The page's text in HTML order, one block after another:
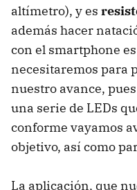
altímetro), y es
además hacer
con el smartphone es
necesitaremos para
nuestro avance,
una serie de LEDs
conforme vayamos
objetivo, así como
La aplicación, que